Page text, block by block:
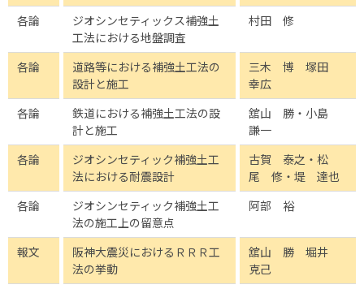
各論
ジオシンセティックス補強土
工法における地盤調査
村田 修
各論
道路等における補強土工法の
設計と施工
三木 博 塚田
幸広
各論
鉄道における補強土工法の設
計と施工
舘山 勝・小島
謙一
各論
ジオシンセティック補強土工
法における耐震設計
古賀 泰之・松
尾 修・堤 達也
各論
ジオシンセティック補強土工
法の施工上の留意点
阿部 裕
報文
阪神大震災におけるＲＲＲ工
法の挙動
舘山 勝 堀井
克己